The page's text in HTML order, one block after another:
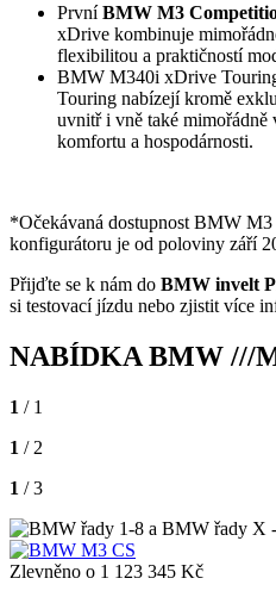
PrvníBMW M3
xDrive kombinuje
flexibilitou a praktičností
BMW M340i xDrive
Touring nabízejí kromě
uvnitř i vně také
komfortu a hospodárnosti.
*Očekávaná dostupnost BMW
konfigurátoru je od poloviny září
Přijďte se k nám do BMW invelt
si testovací jízdu nebo zjistit více
NABÍDKA BMW ///
1 / 1
1 / 2
1 / 3
Zlevněno o 1 123 345 Kč